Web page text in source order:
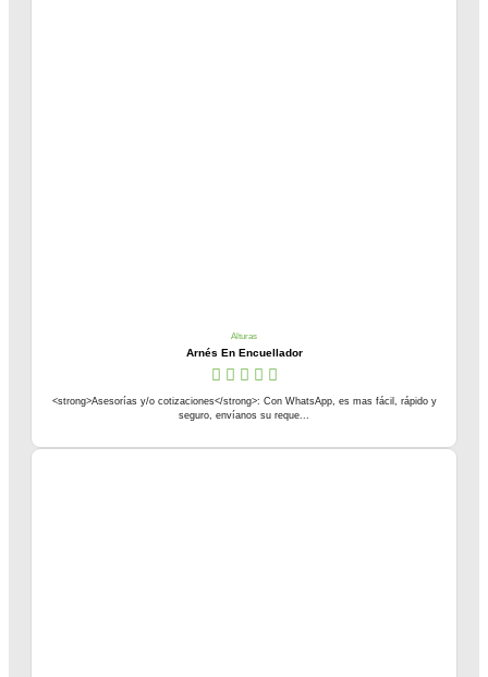
Alturas
Arnés En Encuellador
<strong>Asesorías y/o cotizaciones</strong>: Con WhatsApp, es mas fácil, rápido y
seguro, envíanos su reque...